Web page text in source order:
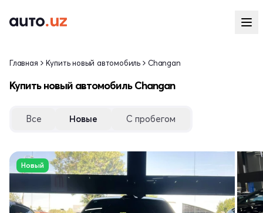
Главная Купить новый автомобиль Changan
Купить новый автомобиль Changan
Все Новые С пробегом
Новый